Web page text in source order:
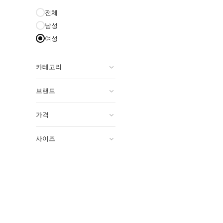
전체
남성
여성
카테고리
브랜드
가격
사이즈